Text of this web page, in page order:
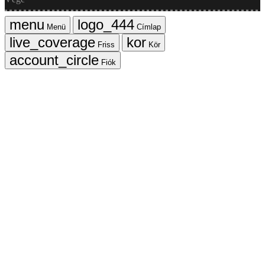
Menü
Címlap
Friss
Kör
Fiók